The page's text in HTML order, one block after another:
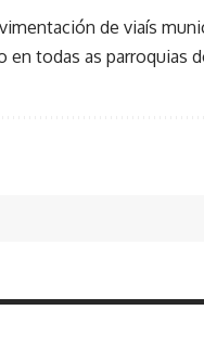
de viaís
todas as parroquias